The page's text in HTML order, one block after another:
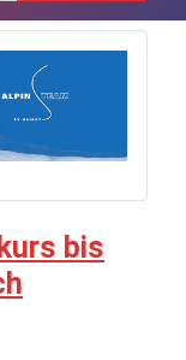
for results.
bis